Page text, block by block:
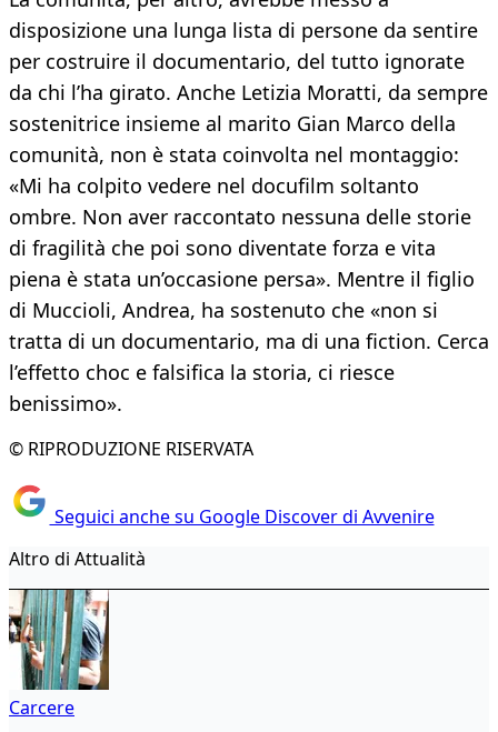
disposizione una lunga lista di persone da sentire
per costruire il documentario, del tutto ignorate
da chi l’ha girato. Anche Letizia Moratti, da sempre
sostenitrice insieme al marito Gian Marco della
comunità, non è stata coinvolta nel montaggio:
«Mi ha colpito vedere nel docufilm soltanto
ombre. Non aver raccontato nessuna delle storie
di fragilità che poi sono diventate forza e vita
piena è stata un’occasione persa». Mentre il figlio
di Muccioli, Andrea, ha sostenuto che «non si
tratta di un documentario, ma di una fiction. Cerca
l’effetto choc e falsifica la storia, ci riesce
benissimo».
© RIPRODUZIONE RISERVATA
Seguici anche su Google Discover di Avvenire
Altro di Attualità
Carcere